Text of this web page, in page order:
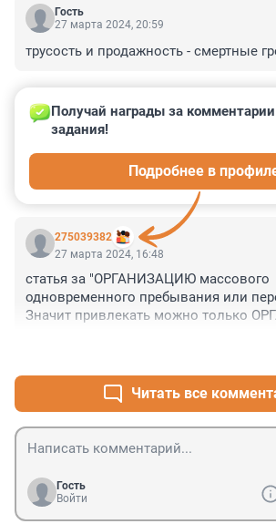
Гость
27 марта 2024, 20:59
трусость и продажность - смертные
Гость
27 марта 2024, 17:17
В России дали понятию лицемерие
275039382
Получай награды за
задания!
Подробнее в
27 марта 2024, 16:48
статья за "ОРГАНИЗАЦИЮ массового
одновременного пребывания или
Значит привлекать можно только
Читать все
Гость
Войти